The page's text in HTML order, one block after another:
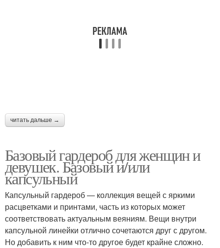
читать дальше →
Базовый гардероб для женщин и
девушек. Базовый и/или
капсульный
Капсульный гардероб — коллекция вещей с яркими
расцветками и принтами, часть из которых может
соответствовать актуальным веяниям. Вещи внутри
капсульной линейки отлично сочетаются друг с другом.
Но добавить к ним что-то другое будет крайне сложно.